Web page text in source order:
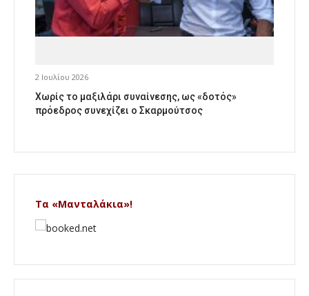
2 Ιουλίου 2026
Χωρίς το μαξιλάρι συναίνεσης, ως «δοτός»
πρόεδρος συνεχίζει ο Σκαρμούτσος
Τα «Μανταλάκια»!